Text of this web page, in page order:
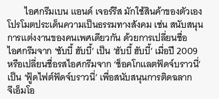
ไอศกรีมเบน แอนด์ เจอร์รีส มักใช้สินค้าของตัวเอง
โปรโมตประเด็นความเป็นธรรมทางสังคม เช่น สนับสนุน
การแต่งงานของคนเพศเดียวกัน ด้วยการเปลี่ยนชื่อ
ไอศกรีมจาก ‘ชับบี้ ฮับบี้’ เป็น ‘ฮับบี้ ฮับบี้’ เมื่อปี 2009
หรือเปลี่ยนชื่อรสไอศกรีมจาก ‘ช็อคโกแลตฟัดจ์บราวนี่’
เป็น ‘ฟู้ดไฟต์ฟัดจ์บราวนี่’ เพื่อสนับสนุนการติดฉลาก
จีเอ็มโอ
ค้นหา